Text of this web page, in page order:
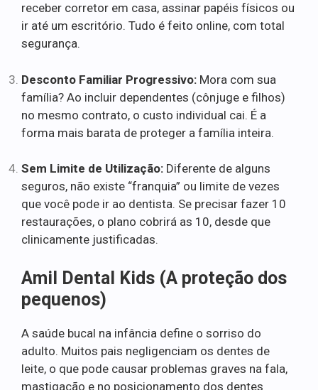
receber corretor em casa, assinar papéis físicos ou
ir até um escritório. Tudo é feito online, com total
segurança.
Desconto Familiar Progressivo: Mora com sua
família? Ao incluir dependentes (cônjuge e filhos)
no mesmo contrato, o custo individual cai. É a
forma mais barata de proteger a família inteira.
Sem Limite de Utilização: Diferente de alguns
seguros, não existe “franquia” ou limite de vezes
que você pode ir ao dentista. Se precisar fazer 10
restaurações, o plano cobrirá as 10, desde que
clinicamente justificadas.
Amil Dental Kids (A proteção dos
pequenos)
A saúde bucal na infância define o sorriso do
adulto. Muitos pais negligenciam os dentes de
leite, o que pode causar problemas graves na fala,
mastigação e no posicionamento dos dentes